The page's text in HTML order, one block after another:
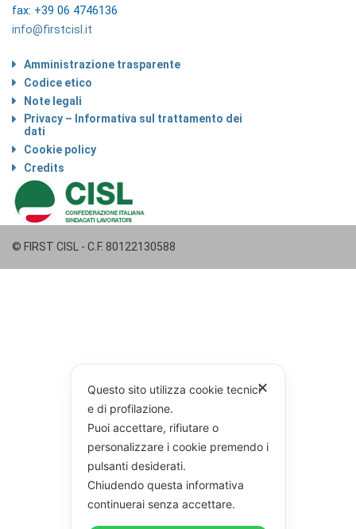
fax: +39 06 4746136
info@firstcisl.it
Amministrazione trasparente
Codice etico
Note legali
Privacy – Informativa sul trattamento dei
dati
Cookie policy
Credits
© FIRST CISL - C.F. 80122130588
✕
Questo sito utilizza cookie tecnici
e di profilazione.
Puoi accettare, rifiutare o
personalizzare i cookie premendo i
pulsanti desiderati.
Chiudendo questa informativa
continuerai senza accettare.